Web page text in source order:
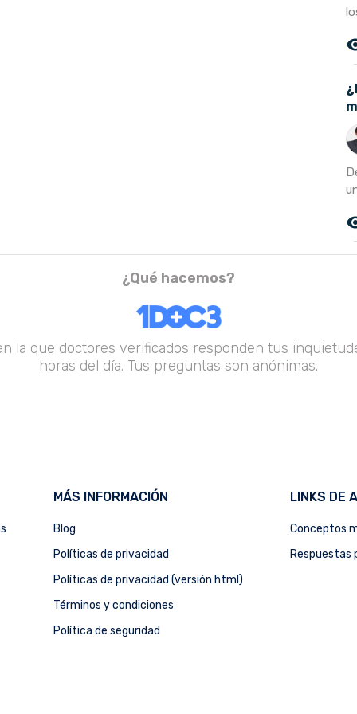
¿Qué hacemos?
la que doctores verificados responden tus
horas del día. Tus preguntas son anónimas.
MÁS INFORMACIÓN
Blog
Políticas de privacidad
Políticas de privacidad (versión html)
Términos y condiciones
Política de seguridad
LINKS DE
Conceptos
Respuestas